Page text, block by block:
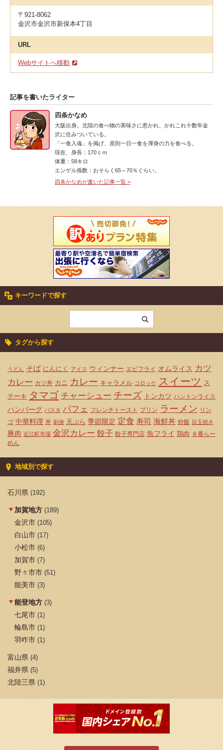
〒921-8062
金沢市金沢市新保本4丁目
URL
Webサイトへ移動
記事を書いたライター
四条かなめ
大阪出身。北陸の食べ物の美味さに惹かれ、かれこれ十数年金
沢に住みついている。
「一食入魂」を掲げ、原則一日一食を渾身の力を食べる。
現在、身長：170ｃｍ
体重：58キロ
エンゲル係数：おそらく65～70％ぐらい。
四条かなめが書いた記事一覧 >
キーワードで探す
タグから探す
うどん そば にんにく アイス ウィンナー エビフライ オムライス カツ
カレー カツ丼 カニ カレー キャラメル コロッケ スイーツ ス
テーキ タマゴ チャーシュー チーズ トンカツ ハントンライス
ハンバーグ パスタ パフェ フレンチトースト プリン ラーメン リン
ゴ 中華料理 丼 刺身 天ぷら 季節限定 定食 寿司 海鮮丼 炒飯 目玉焼き
豚肉 近江町市場 金沢カレー 餃子 餃子専門店 魚フライ 鶏肉 ８番らー
めん
地域別で探す
石川県 (192)
加賀地方 (189)
金沢市 (105)
白山市 (17)
小松市 (6)
加賀市 (7)
野々市市 (51)
能美市 (3)
能登地方 (3)
七尾市 (1)
輪島市 (1)
羽咋市 (1)
富山県 (4)
福井県 (5)
北陸三県 (1)